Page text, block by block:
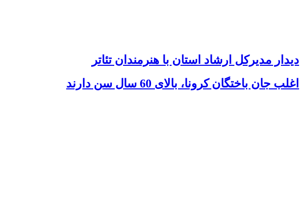
دیدار مدیرکل ارشاد استان با هنرمندان تئاتر
اغلب جان باختگان کرونا، بالای 60 سال سن دارند